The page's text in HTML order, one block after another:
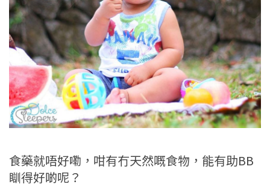
食藥就唔好嘞，咁有冇天然嘅食物，能有助BB
瞓得好啲呢？